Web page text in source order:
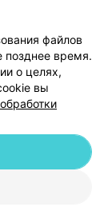
Беларусь,
файлов
позднее время.
о целях,
вы